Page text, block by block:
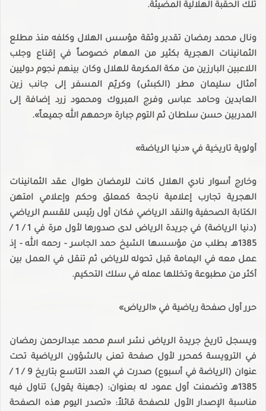
تلك الحقبة الهلالية المضيئة.
ونال محمد رمضان تقدير وثقة مؤسس الهلال وكلفه منذ مطلع
الثمانينات الهجرية بكثير من المهام خصوصاً في إقناع وجلب
اللاعبين البارزين من مكة المكرمة للهلال وكان بينهم نجوم دوليين
أمثال سليمان مطر (الكبش) وكريّم المسفر إلى جانب زين
العابدين وحامد عباس وفرج المبروك ومحمود زرد إضافة إلى
المدربين حسن سلطان ثم التوم جبارة «رحمهم الله جميعاً».
أولوية تاريخية في «دنيا الرياضة»
وخارج أسوار نادي الهلال كانت للرمضان طوال عقد الثمانينات
الهجرية تجارب إعلامية ناجحة كمعلق وحكم وإعلامي امتهن
الكتابة الصحفية والنقد الرياضي فكان أول رئيس للقسم الرياضي
(دنيا الرياضة) في جريدة الرياض لدى صدورها لأول مرة في 1 / 1 /
1385هـ بطلب من مؤسسها الشيخ حمد الجاسر - رحمه الله - إذ
عمل معه في اليمامة قبل تحوله للرياض ثم تنقل في العمل بين
أكثر من مطبوعة وتخللها عمله في سلك التحكيم.
حرر أول صفحة رياضية في «الرياض»
ويسجل تاريخ جريدة الرياض نشر اسم محمد عبدالرحمن رمضان
في الترويسة كمحرر لأول صفحة تعنى بالشؤون الرياضية تحت
عنوان (الرياضة في أسبوع) صدرت في العدد التاسع بتاريخ 9 / 1 /
1385هـ وتضمنت أول عمود له بعنوان: (جهينة يقول) تناول فيه
مناسبة الإصدار الأول للصفحة قائلاً: «تصدر اليوم هذه الصفحة